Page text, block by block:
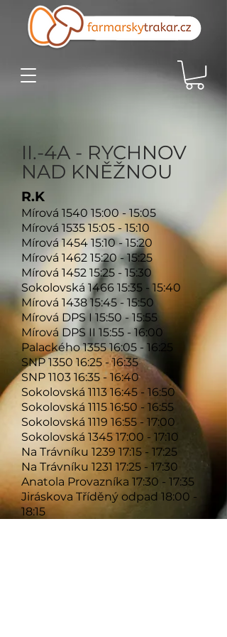
II.-4A - RYCHNOV
NAD KNĚŽNOU
R.K
Mírová 1540 15:00 - 15:05
Mírová 1535 15:05 - 15:10
Mírová 1454 15:10- 15:20
Mírová 1462 15:20- 15:25
Mírová 1452 15:25 - 15:30
Sokolovská 1466 15:35 - 15:40
Mírová 1438 15:45 - 15:50
Mírová DPS I 15:50- 15:55
Mírová DPS II 15:55 - 16:00
Palackého 1355 16:05 - 16:25
SNP 1350 16:25 - 16:35
SNP 1103 16:35 - 16:40
Sokolovská 1113 16:45 - 16:50
Sokolovská 1115 16:50 - 16:55
Sokolovská 1119 16:55 - 17:00
Sokolovská 1345 17:00 - 17:10
Na Trávníku 1239 17:15 - 17:25
Na Trávníku 1231 17:25 - 17:30
Anatola Provazníka 17:30 - 17:35
Jiráskova Tříděný odpad 18:00 -
18:15